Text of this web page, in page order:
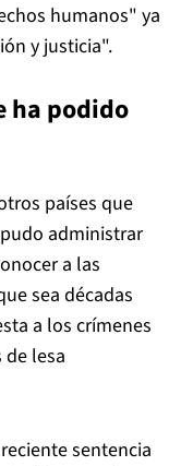
humanos" ya
y justicia".
ha podido
países que
administrar
a las
sea décadas
a los crímenes
lesa
sentencia